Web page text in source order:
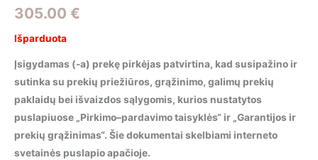
305.00 €
Išparduota
Įsigydamas (-a) prekę pirkėjas patvirtina, kad susipažino ir
sutinka su prekių priežiūros, grąžinimo, galimų prekių
paklaidų bei išvaizdos sąlygomis, kurios nustatytos
puslapiuose „Pirkimo–pardavimo taisyklės“ ir „Garantijos ir
prekių grąžinimas“. Šie dokumentai skelbiami interneto
svetainės puslapio apačioje.